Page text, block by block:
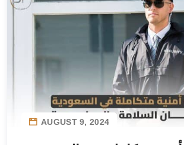
AUGUST 9, 2024